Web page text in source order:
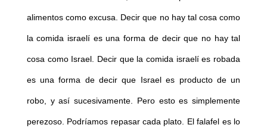
alimentos como excusa. Decir que no hay tal cosa como
la comida israelí es una forma de decir que no hay tal
cosa como Israel. Decir que la comida israelí es robada
es una forma de decir que Israel es producto de un
robo, y así sucesivamente. Pero esto es simplemente
perezoso. Podríamos repasar cada plato. El falafel es lo